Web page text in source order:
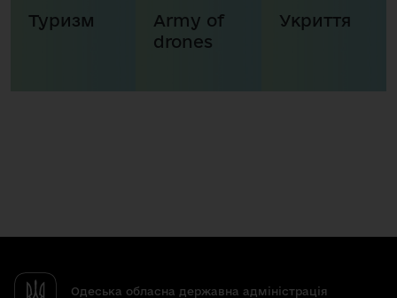
Туризм
Army of
drones
Укриття
Одеська обласна державна адміністрація